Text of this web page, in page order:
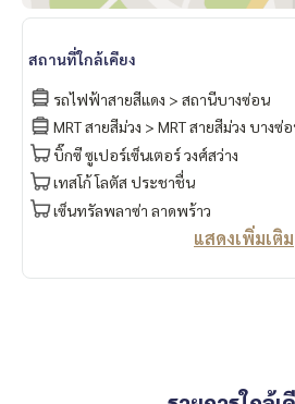
✅ สระว่ายน้ำระบบเกลือ
✅ ระบบรักษาความปลอดภัย 24 ชม.
✅ ระบบ Keycard
✅ รถรับ – ส่งไปสถานีเตาปูน เช้า - เย็น
✅ ค่าส่วนกลางเพียง 35 บาท/ตร.ม.
🏢 ทำเลดี เดินทางสะดวก
✅ ร้านสะดวกซื้อ 7-Eleven ในโครงการ
✅ หน้าโครงการมีร้านอาหารมากมาย
สถานที่ใกล้เคียง
รถไฟฟ้าสายสีแดง > สถานีบางซ่อน
MRT สายสีม่วง > MRT สายสีม่วง บางซ่
บิ๊กซี ซูเปอร์เซ็นเตอร์ วงศ์สว่าง
เทสโก้ โลตัส ประชาชื่น
เซ็นทรัลพลาซ่า ลาดพร้าว
แสดงเพิ่มเติม